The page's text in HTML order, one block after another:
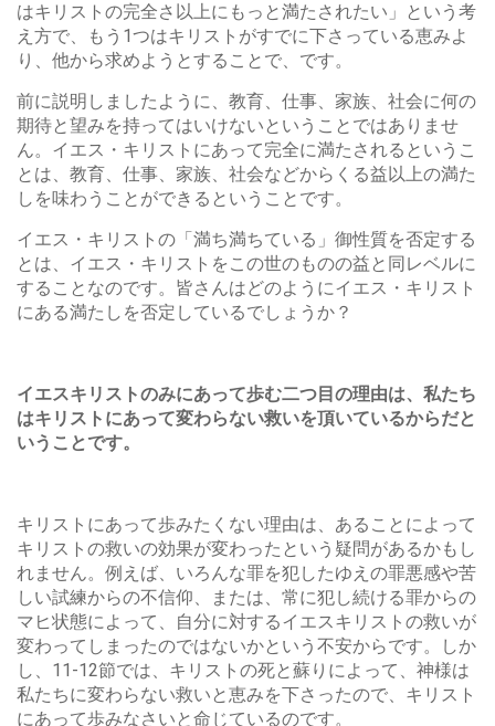
はキリストの完全さ以上にもっと満たされたい」という考
え方で、もう1つはキリストがすでに下さっている恵みよ
り、他から求めようとすることで、です。
前に説明しましたように、教育、仕事、家族、社会に何の
期待と望みを持ってはいけないということではありませ
ん。イエス・キリストにあって完全に満たされるというこ
とは、教育、仕事、家族、社会などからくる益以上の満た
しを味わうことができるということです。
イエス・キリストの「満ち満ちている」御性質を否定する
とは、イエス・キリストをこの世のものの益と同レベルに
することなのです。皆さんはどのようにイエス・キリスト
にある満たしを否定しているでしょうか？
イエスキリストのみにあって歩む二つ目の理由は、私たち
はキリストにあって変わらない救いを頂いているからだと
いうことです。
キリストにあって歩みたくない理由は、あることによって
キリストの救いの効果が変わったという疑問があるかもし
れません。例えば、いろんな罪を犯したゆえの罪悪感や苦
しい試練からの不信仰、または、常に犯し続ける罪からの
マヒ状態によって、自分に対するイエスキリストの救いが
変わってしまったのではないかという不安からです。しか
し、11-12節では、キリストの死と蘇りによって、神様は
私たちに変わらない救いと恵みを下さったので、キリスト
にあって歩みなさいと命じているのです。